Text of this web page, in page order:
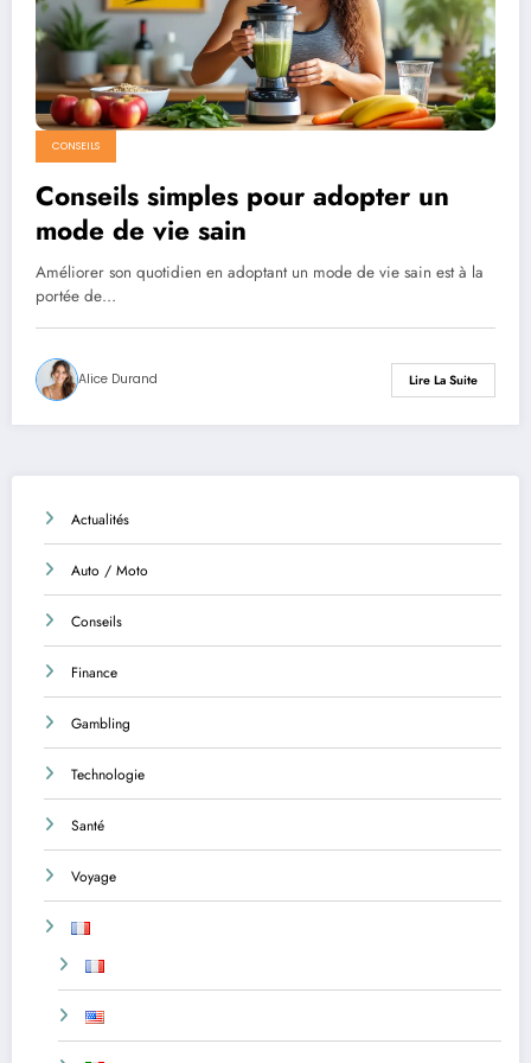
CONSEILS
Conseils simples pour adopter un
mode de vie sain
Améliorer son quotidien en adoptant un mode de vie sain est à la
portée de…
Alice Durand Lire La Suite
Actualités
Auto / Moto
Conseils
Finance
Gambling
Technologie
Santé
Voyage